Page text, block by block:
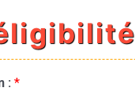
: *